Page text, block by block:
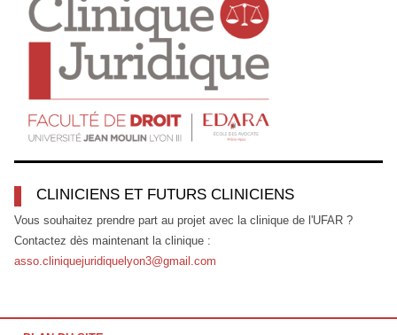
CLINICIENS ET FUTURS CLINICIENS
Vous souhaitez prendre part au projet avec la clinique de l'UFAR ?
Contactez dès maintenant la clinique :
asso.cliniquejuridiquelyon3@gmail.com